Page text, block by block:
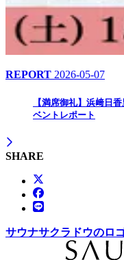
REPORT 2026-05-07
【満席御礼】浜﨑日
ベントレポート
SHARE
サウナサクラドウのロ